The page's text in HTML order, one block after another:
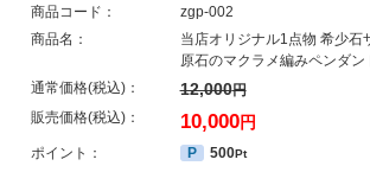
商品コード：
zgp-002
商品名：
当店オリジナル1点物 希少石
原石のマクラメ編みペンダ
通常価格(税込)：
12,000円
販売価格(税込)： 10,000円
ポイント： P 500Pt